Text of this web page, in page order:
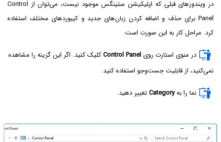
در ویندوزهای قبلی که اپلیکیشن ستینگس موجود نیست، می‌توان از Control
Panel‌ برای حذف و اضافه کردن زبان‌های جدید و کیبوردهای مختلف استفاده
کرد. مراحل کار به این صورت است:
در منوی استارت روی Control Panelکلیک کنید. اگر این گزینه را مشاهده
نمی‌کنید، از قابلیت جست‌وجو استفاده کنید.
نما را بهCategoryتغییر دهید.